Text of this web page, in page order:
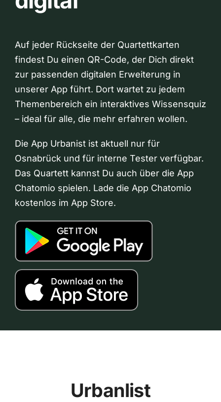
Auf jeder Rückseite der Quartettkarten
findest Du einen QR-Code, der Dich direkt
zur passenden digitalen Erweiterung in
unserer App führt. Dort wartet zu jedem
Themenbereich ein interaktives Wissensquiz
– ideal für alle, die mehr erfahren wollen.
Die App Urbanist ist aktuell nur für
Osnabrück und für interne Tester verfügbar.
Das Quartett kannst Du auch über die App
Chatomio spielen. Lade die App Chatomio
kostenlos im App Store.
Urbanlist